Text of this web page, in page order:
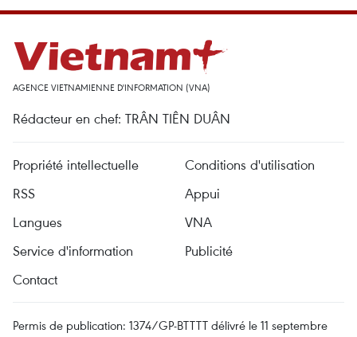
AGENCE VIETNAMIENNE D'INFORMATION (VNA)
Rédacteur en chef: TRÂN TIÊN DUÂN
Propriété intellectuelle
Conditions d'utilisation
RSS
Appui
Langues
VNA
Service d'information
Publicité
Contact
Permis de publication: 1374/GP-BTTTT délivré le 11 septembre